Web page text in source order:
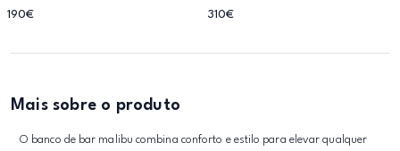
190€ 310€
Mais sobre o produto
O banco de bar malibu combina conforto e estilo para elevar qualquer